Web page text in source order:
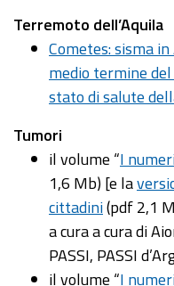
Terremoto dell’Aquila
Cometes: sisma
medio termine
stato di salute
Tumori
il volume “I
1,6 Mb) [e la
cittadini(pdf 2,1
a cura a cura di
PASSI, PASSI
il volume “I